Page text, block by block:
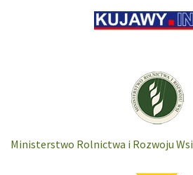
Ministerstwo Rolnictwa i Rozwoju Wsi